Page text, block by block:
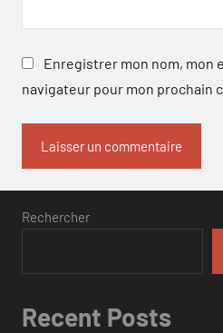
Enregistrer mon nom, mon
navigateur pour mon prochain
Rechercher
Recent Posts